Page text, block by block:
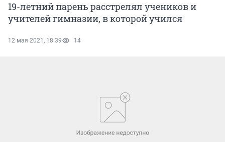
19-летний парень расстрелял учеников и
учителей гимназии, в которой учился
12 мая 2021, 18:39 14